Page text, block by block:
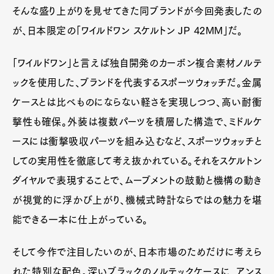
そんな盛り上がりを見せてきた同ブランドが今回発表したの
が、日本限定の「ワイルドワン スケルトン JP 42MM」だ。
「ワイルドワン」と言えば独自開発のカーボン複合素材ノルテ
ックを使用した、ブランドを代表するスポーツウォッチだ。金属
ケースとは比べものにならない軽さを実現しつつ、高い耐衝
撃性も確保。外装は複数パーツを積層した構造で、ミドルケ
ースには衝撃吸収パーツを組み込むなど、スポーツウォッチと
しての実用性を徹底して考え抜かれている。それをスケルトン
ダイヤルで表現することで、ムーブメントの鼓動と機構の動き
が視覚的に浮かび上がり、機械式時計ならではの魅力を堪
能できる一本に仕上がっている。
そして今作で注目したいのが、日本市場のためだけに考えら
れた特別な配色。深いブラックのノルテックケースに、アンス